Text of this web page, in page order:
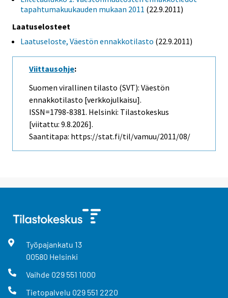
tapahtumakuukauden mukaan 2011 (22.9.2011)
Laatuselosteet
Laatuseloste, Väestön ennakkotilasto (22.9.2011)
Viittausohje:
Suomen virallinen tilasto (SVT): Väestön
ennakkotilasto [verkkojulkaisu].
ISSN=1798-8381. Helsinki: Tilastokeskus
[viitattu: 9.8.2026].
Saantitapa: https://stat.fi/til/vamuu/2011/08/
Työpajankatu 13
00580 Helsinki
Vaihde 029 551 1000
Tietopalvelu 029 551 2220